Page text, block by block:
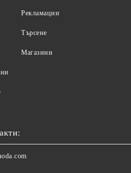
Рекламации
Търсене
Магазини